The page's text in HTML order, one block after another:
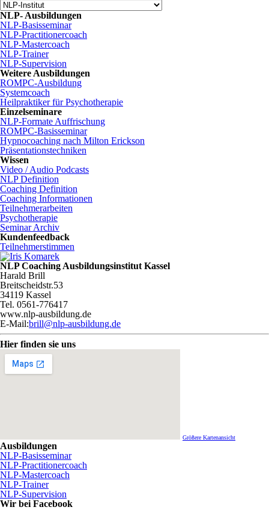
NLP- Ausbildungen
NLP-Basisseminar
NLP-Practitionercoach
NLP-Mastercoach
NLP-Trainer
NLP-Supervision
Weitere Ausbildungen
ROMPC-Ausbildung
Systemcoach
Heilpraktiker für Psychotherapie
Einzelseminare
NLP-Formate Auffrischung
ROMPC-Basisseminar
Hypnocoaching nach Milton Erickson
Präsentationstechniken
Wissen
Video / Audio Podcasts
NLP Definition
Coaching Definition
Coaching Informationen
Teilnehmerarbeiten
Psychotherapie
Seminar Archiv
Kundenfeedback
Teilnehmerstimmen
NLP Coaching Ausbildungsinstitut Kassel
Harald Brill
Breitscheidstr.53
34119 Kassel
Tel. 0561-776417
www.nlp-ausbildung.de
E-Mail:brill@nlp-ausbildung.de
Hier finden sie uns
Größere Kartenansicht
Ausbildungen
NLP-Basisseminar
NLP-Practitionercoach
NLP-Mastercoach
NLP-Trainer
NLP-Supervision
Wir bei Facebook